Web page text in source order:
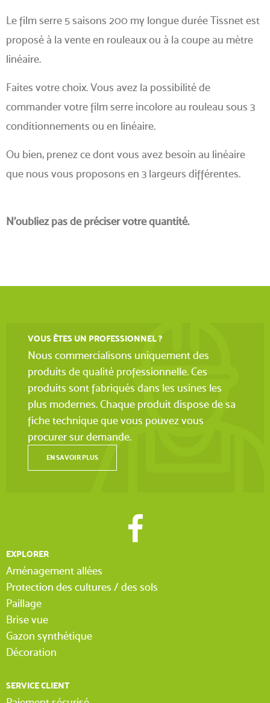
Le film serre 5 saisons 200 my longue durée Tissnet est
proposé à la vente en rouleaux ou à la coupe au mètre
linéaire.
Faites votre choix. Vous avez la possibilité de
commander votre film serre incolore au rouleau sous 3
conditionnements ou en linéaire.
Ou bien, prenez ce dont vous avez besoin au linéaire
que nous vous proposons en 3 largeurs différentes.
N’oubliez pas de préciser votre quantité.
VOUS ÊTES UN PROFESSIONNEL ?
Nous commercialisons uniquement des
produits de qualité professionnelle. Ces
produits sont fabriqués dans les usines les
plus modernes. Chaque produit dispose de sa
fiche technique que vous pouvez vous
procurer sur demande.
EN SAVOIR PLUS
EXPLORER
Aménagement allées
Protection des cultures / des sols
Paillage
Brise vue
Gazon synthétique
Décoration
SERVICE CLIENT